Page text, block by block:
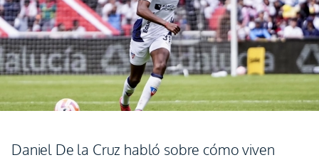
Daniel De la Cruz habló sobre cómo viven